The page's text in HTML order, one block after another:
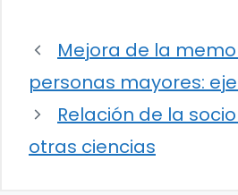
Mejora de la
personas mayores:
Relación de la
otras ciencias